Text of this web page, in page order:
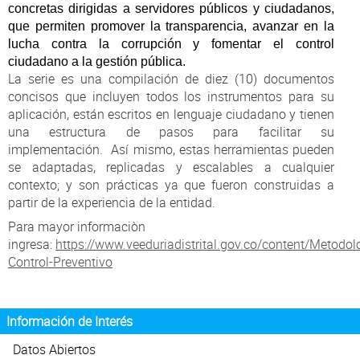
concretas dirigidas a servidores públicos y ciudadanos,
que permiten promover la transparencia, avanzar en la
lucha contra la corrupción y fomentar el control
ciudadano a la gestión pública.
La serie es una compilación de diez (10) documentos
concisos que incluyen todos los instrumentos para su
aplicación, están escritos en lenguaje ciudadano y tienen
una estructura de pasos para facilitar su
implementación. Así mismo, estas herramientas pueden
se adaptadas, replicadas y escalables a cualquier
contexto; y son prácticas ya que fueron construidas a
partir de la experiencia de la entidad.
Para mayor informaciòn
ingresa: https://www.veeduriadistrital.gov.co/content/
Control-Preventivo
Información de Interés
Datos Abiertos